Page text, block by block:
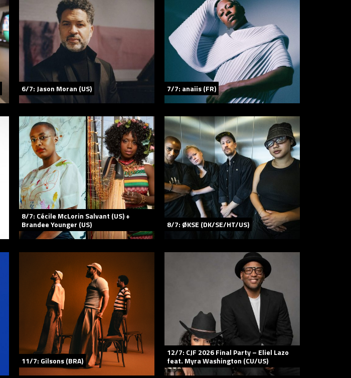
6/7: Jason Moran (US) 7/7: anaiis (FR)
8/7: Cécile McLorin Salvant (US) +
Brandee Younger (US)
8/7: ØKSE (DK/SE/HT/US)
11/7: Gilsons (BRA)
12/7: CJF 2026 Final Party – Eliel Lazo
feat. Myra Washington (CU/US)